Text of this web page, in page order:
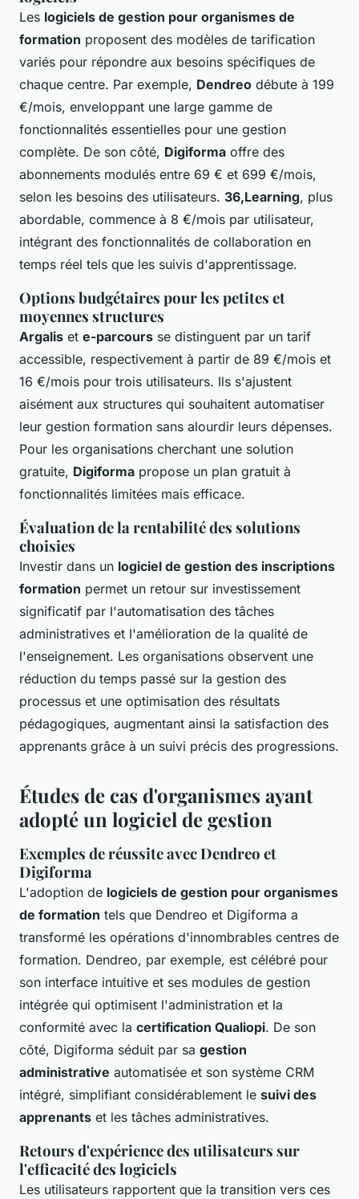
Les logiciels de gestion pour organismes de
formation proposent des modèles de tarification
variés pour répondre aux besoins spécifiques de
chaque centre. Par exemple, Dendreo débute à 199
€/mois, enveloppant une large gamme de
fonctionnalités essentielles pour une gestion
complète. De son côté, Digiforma offre des
abonnements modulés entre 69 € et 699 €/mois,
selon les besoins des utilisateurs. 36,Learning, plus
abordable, commence à 8 €/mois par utilisateur,
intégrant des fonctionnalités de collaboration en
temps réel tels que les suivis d'apprentissage.
Options budgétaires pour les petites et
moyennes structures
Argalis et e-parcours se distinguent par un tarif
accessible, respectivement à partir de 89 €/mois et
16 €/mois pour trois utilisateurs. Ils s'ajustent
aisément aux structures qui souhaitent automatiser
leur gestion formation sans alourdir leurs dépenses.
Pour les organisations cherchant une solution
gratuite, Digiforma propose un plan gratuit à
fonctionnalités limitées mais efficace.
Évaluation de la rentabilité des solutions
choisies
Investir dans un logiciel de gestion des inscriptions
formation permet un retour sur investissement
significatif par l'automatisation des tâches
administratives et l'amélioration de la qualité de
l'enseignement. Les organisations observent une
réduction du temps passé sur la gestion des
processus et une optimisation des résultats
pédagogiques, augmentant ainsi la satisfaction des
apprenants grâce à un suivi précis des progressions.
Études de cas d'organismes ayant
adopté un logiciel de gestion
Exemples de réussite avec Dendreo et
Digiforma
L'adoption de logiciels de gestion pour organismes
de formation tels que Dendreo et Digiforma a
transformé les opérations d'innombrables centres de
formation. Dendreo, par exemple, est célébré pour
son interface intuitive et ses modules de gestion
intégrée qui optimisent l'administration et la
conformité avec la certification Qualiopi. De son
côté, Digiforma séduit par sa gestion
administrative automatisée et son système CRM
intégré, simplifiant considérablement le suivi des
apprenants et les tâches administratives.
Retours d'expérience des utilisateurs sur
l'efficacité des logiciels
Les utilisateurs rapportent que la transition vers ces